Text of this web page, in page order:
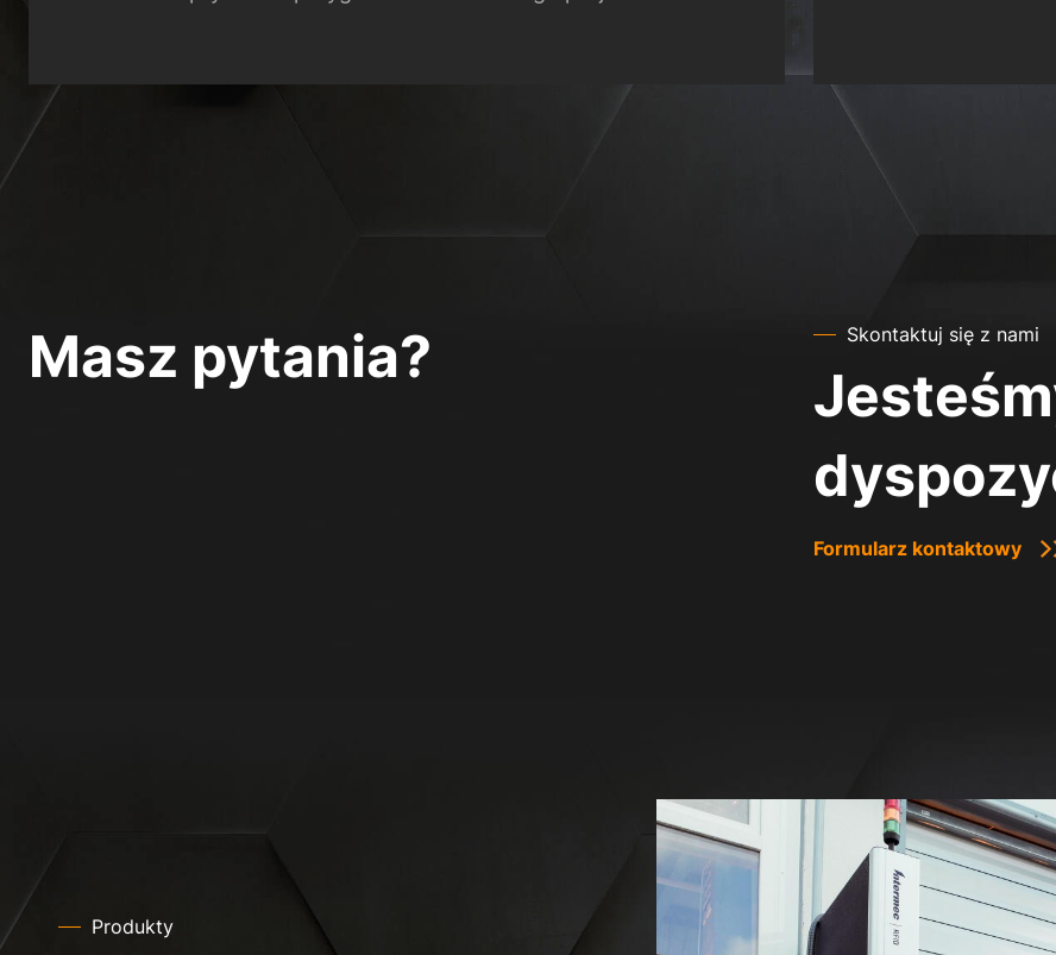
Masz pytania? Skontaktuj się z nami
Formularz kontaktowy
Produkty